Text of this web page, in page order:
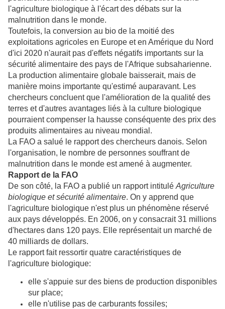
l'agriculture biologique à l'écart des débats sur la
malnutrition dans le monde.
Toutefois, la conversion au bio de la moitié des
exploitations agricoles en Europe et en Amérique du Nord
d'ici 2020 n'aurait pas d'effets négatifs importants sur la
sécurité alimentaire des pays de l'Afrique subsaharienne.
La production alimentaire globale baisserait, mais de
manière moins importante qu'estimé auparavant. Les
chercheurs concluent que l'amélioration de la qualité des
terres et d'autres avantages liés à la culture biologique
pourraient compenser la hausse conséquente des prix des
produits alimentaires au niveau mondial.
La FAO a salué le rapport des chercheurs danois. Selon
l'organisation, le nombre de personnes souffrant de
malnutrition dans le monde est amené à augmenter.
Rapport de la FAO
De son côté, la FAO a publié un rapport intitulé Agriculture
biologique et sécurité alimentaire. On y apprend que
l'agriculture biologique n'est plus un phénomène réservé
aux pays développés. En 2006, on y consacrait 31 millions
d'hectares dans 120 pays. Elle représentait un marché de
40 milliards de dollars.
Le rapport fait ressortir quatre caractéristiques de
l'agriculture biologique:
elle s'appuie sur des biens de production disponibles
sur place;
elle n'utilise pas de carburants fossiles;